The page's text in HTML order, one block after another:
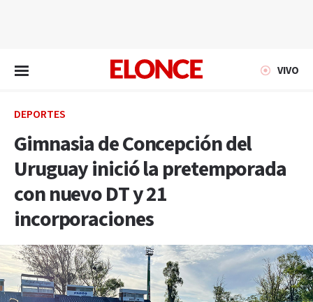
VIVO
DEPORTES
Gimnasia de Concepción del
Uruguay inició la pretemporada
con nuevo DT y 21
incorporaciones